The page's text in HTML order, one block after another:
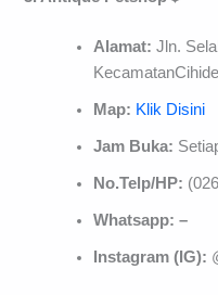
Alamat: Jln.
Map: Klik Disini
Jam Buka:
No.Telp/HP:
Whatsapp: –
Instagram (IG):